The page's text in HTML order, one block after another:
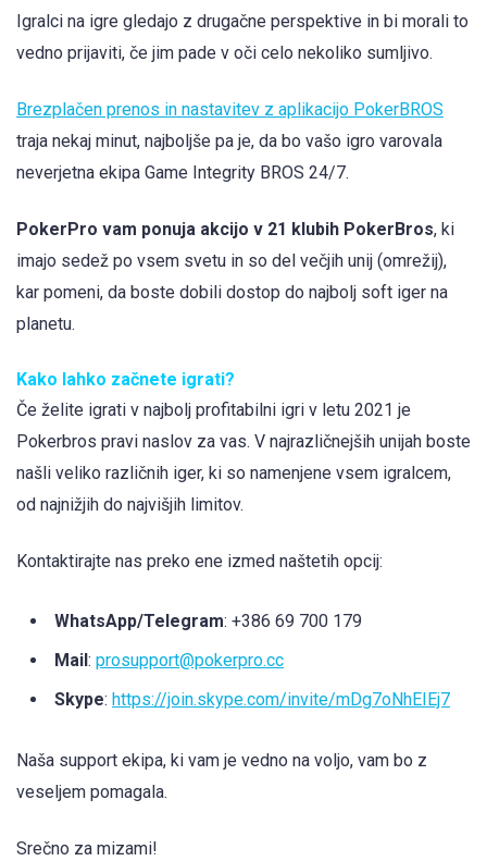
Igralci na igre gledajo z drugačne perspektive in bi morali to
vedno prijaviti, če jim pade v oči celo nekoliko sumljivo.
Brezplačen prenos in nastavitev z aplikacijo PokerBROS
traja nekaj minut, najboljše pa je, da bo vašo igro varovala
neverjetna ekipa Game Integrity BROS 24/7.
PokerPro vam ponuja akcijo v 21 klubih PokerBros, ki
imajo sedež po vsem svetu in so del večjih unij (omrežij),
kar pomeni, da boste dobili dostop do najbolj soft iger na
planetu.
Kako lahko začnete igrati?
Če želite igrati v najbolj profitabilni igri v letu 2021 je
Pokerbros pravi naslov za vas. V najrazličnejših unijah boste
našli veliko različnih iger, ki so namenjene vsem igralcem,
od najnižjih do najvišjih limitov.
Kontaktirajte nas preko ene izmed naštetih opcij:
WhatsApp/Telegram: +386 69 700 179
Mail: prosupport@pokerpro.cc
Skype: https://join.skype.com/invite/mDg7oNhEIEj7
Naša support ekipa, ki vam je vedno na voljo, vam bo z
veseljem pomagala.
Srečno za mizami!